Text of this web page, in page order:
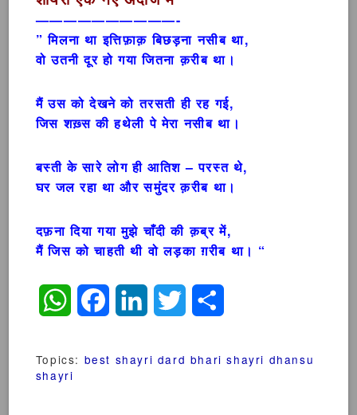
——————————-
” मिलना था इत्तिफ़ाक़ बिछड़ना नसीब था,
वो उतनी दूर हो गया जितना क़रीब था।
मैं उस को देखने को तरसती ही रह गई,
जिस शख़्स की हथेली पे मेरा नसीब था।
बस्ती के सारे लोग ही आतिश – परस्त थे,
घर जल रहा था और समुंदर क़रीब था।
दफ़ना दिया गया मुझे चाँदी की क़ब्र में,
मैं जिस को चाहती थी वो लड़का ग़रीब था। “
WhatsAppFacebookLinkedInTwitter
Topics: best shayri dard bhari shayri dhansu
shayri